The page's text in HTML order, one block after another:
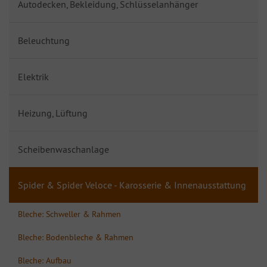
Autodecken, Bekleidung, Schlüsselanhänger
Beleuchtung
Elektrik
Heizung, Lüftung
Scheibenwaschanlage
Spider & Spider Veloce - Karosserie & Innenausstattung
Bleche: Schweller & Rahmen
Bleche: Bodenbleche & Rahmen
Bleche: Aufbau